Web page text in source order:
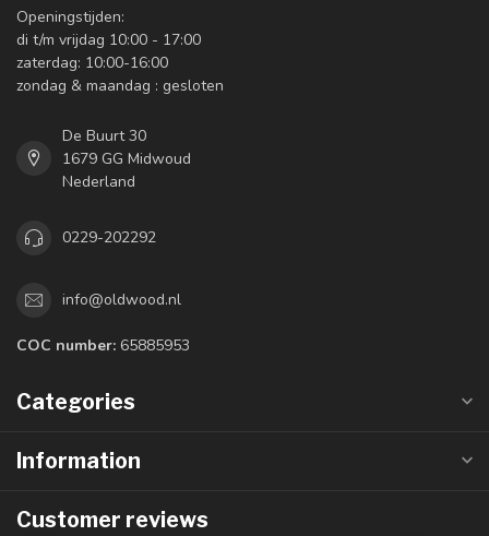
Openingstijden:
di t/m vrijdag 10:00 - 17:00
zaterdag: 10:00-16:00
zondag & maandag : gesloten
De Buurt 30
1679 GG Midwoud
Nederland
0229-202292
info@oldwood.nl
COC number: 65885953
Categories
Information
Customer reviews